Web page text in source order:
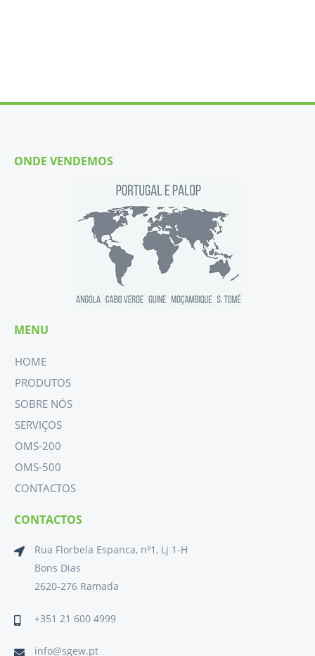
ONDE VENDEMOS
MENU
HOME
PRODUTOS
SOBRE NÓS
SERVIÇOS
OMS-200
OMS-500
CONTACTOS
CONTACTOS
Rua Florbela Espanca, nº1, Lj 1-H
Bons Dias
2620-276 Ramada
+351 21 600 4999
info@sgew.pt